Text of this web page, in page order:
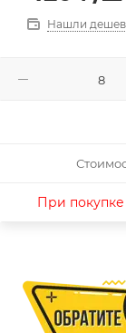
Нашли
При